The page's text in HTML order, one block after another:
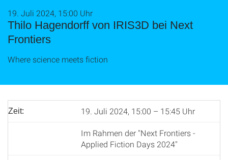
Thilo Hagendorff von IRIS3D bei Next
Frontiers
19. Juli 2024, 15:00 Uhr
Where science meets fiction
Zeit: 19. Juli 2024, 15:00 – 15:45 Uhr
Im Rahmen der "Next Frontiers -
Applied Fiction Days 2024"